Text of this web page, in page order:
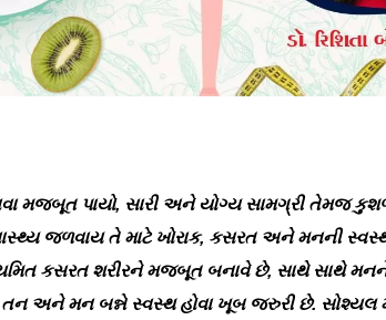
મજબૂત પાયો, સારી અને યોગ્ય સામગ્રી તેમજ
જળવાય તે માટે ખોરાક, કસરત અને મનની
કસરત શરીરને મજબૂત બનાવે છે, સાથે સાથે
તન અને મન બન્ને સ્વસ્થ હોવા ખૂબ જરુરી છે. સોશ્યલ